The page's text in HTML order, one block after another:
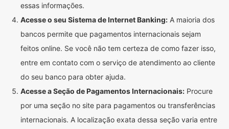
essas informações.
Acesse o seu Sistema de Internet Banking: A maioria dos
bancos permite que pagamentos internacionais sejam
feitos online. Se você não tem certeza de como fazer isso,
entre em contato com o serviço de atendimento ao cliente
do seu banco para obter ajuda.
Acesse a Seção de Pagamentos Internacionais: Procure
por uma seção no site para pagamentos ou transferências
internacionais. A localização exata dessa seção varia entre